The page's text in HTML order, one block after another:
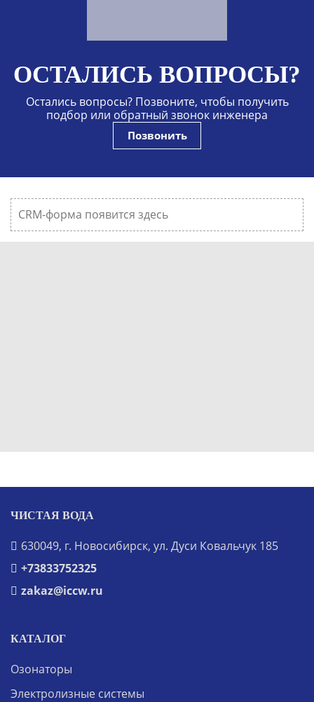
ОСТАЛИСЬ ВОПРОСЫ?
Остались вопросы? Позвоните, чтобы получить
подбор или обратный звонок инженера
Позвонить
CRM-форма появится здесь
ЧИСТАЯ ВОДА
630049, г. Новосибирск, ул. Дуси Ковальчук 185
+73833752325
zakaz@iccw.ru
КАТАЛОГ
Озонаторы
Электролизные системы